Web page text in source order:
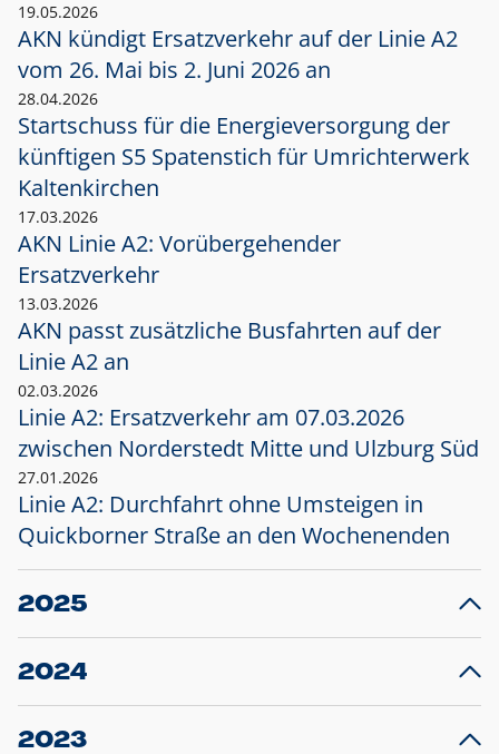
19.05.2026
AKN kündigt Ersatzverkehr auf der Linie A2
vom 26. Mai bis 2. Juni 2026 an
28.04.2026
Startschuss für die Energieversorgung der
künftigen S5 Spatenstich für Umrichterwerk
Kaltenkirchen
17.03.2026
AKN Linie A2: Vorübergehender
Ersatzverkehr
13.03.2026
AKN passt zusätzliche Busfahrten auf der
Linie A2 an
02.03.2026
Linie A2: Ersatzverkehr am 07.03.2026
zwischen Norderstedt Mitte und Ulzburg Süd
27.01.2026
Linie A2: Durchfahrt ohne Umsteigen in
Quickborner Straße an den Wochenenden
2025
23.12.2025
Projekt S5: Start der Bauarbeiten am
2024
10.12.2024
Großprojekt S5: Sperrung der Bahnstraße in
2023